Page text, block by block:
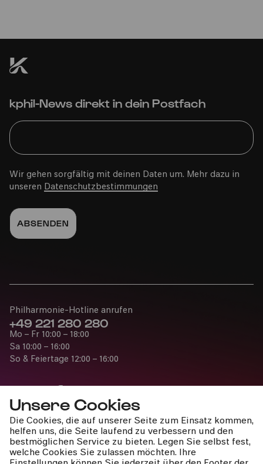
Unsere Cookies
Die Cookies, die auf unserer Seite zum Einsatz kommen,
helfen uns, die Seite laufend zu verbessern und den
bestmöglichen Service zu bieten. Legen Sie selbst fest,
welche Cookies Sie zulassen möchten. Ihre
kphil-News direkt in dein Postfach
Wir gehen sorgfältig mit deinen Daten um. Mehr dazu in
unseren Datenschutzbestimmungen
Presse
Jobs
News
Philharmonie-Hotline anrufen
+49 221 280 280
Mo – Fr 10:00 – 18:00
Sa 10:00 – 16:00
So & Feiertage 12:00 – 16:00